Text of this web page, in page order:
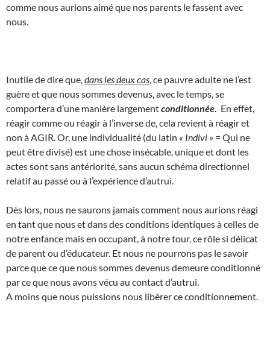
comme nous aurions aimé que nos parents le fassent avec
nous.
Inutile de dire que, dans les deux cas , ce pauvre adulte ne l’est
guère et que nous sommes devenus, avec le temps, se
comportera d’une manière largementconditionnée. En effet,
réagir comme ou réagir à l’inverse de, cela revient à réagir et
non à AGIR. Or, une individualité (du latin « Indivi » = Qui ne
peut être divisé) est une chose insécable, unique et dont les
actes sont sans antériorité, sans aucun schéma directionnel
relatif au passé ou à l’expérience d’autrui.
Dès lors, nous ne saurons jamais comment nous aurions réagi
en tant que nous et dans des conditions identiques à celles de
notre enfance mais en occupant, à notre tour, ce rôle si délicat
de parent ou d’éducateur. Et nous ne pourrons pas le savoir
parce que ce que nous sommes devenus demeure conditionné
par ce que nous avons vécu au contact d’autrui.
A moins que nous puissions nous libérer ce conditionnement.